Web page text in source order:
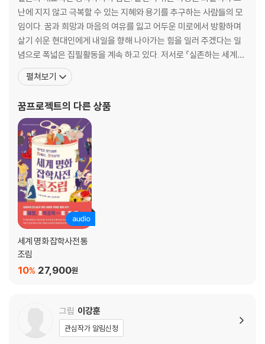
8. 밀레의 [씨 뿌리는 사람]은 미국 소장본과 일본 소장본 중 어느 것이 출
세작일까?
9. 클림트는 왜 달콤한 키스 장면을 빌려 정반대되는 ‘죽음’을 암시했을까?
10. 벨라스케스 [시녀들]의 진짜 주인공은 왕이나 왕비도, 시녀들도 아닌
벨라스케스 자신이었다고?
11. 조토는 왜 [동방박사의 경배]에 베들레헴의 별 대신 ‘핼리혜성’을 그려
12. 보티첼리는 역설적으로 자신의 최고 걸작 [비너스의 탄생]으로 인해
인생 말년에 명성을 잃었다는데?
13. 모로가 [출현]에서 세례 요한의 잘린 목이 공중에 떠 있는 장면을 묘사
한 것은 ‘프랑스혁명’을 암시하기 위해서였다?
14. 르누아르가 [물랭 드 라 갈레트의 무도회]에서 파리 시민을 더할 나위
없이 생생하게 표현할 수 있었던 비결은?
15. 동생 테오의 아내 요한나가 없었다면 인류 역사상 가장 위대한 화가 중
하나로 칭송받는 빈센트 반 고흐도 없었다?
16. 무하가 창조한 세기의 걸작 [지스몽다]는 우연히 탄생한 작품이다?
Chapter 2. 다빈치는 왜 [최후의 만찬] 주요리로 양고기 대신 ‘생선’을
그렸을까?
18. 다빈치가 [최후의 만찬] 식탁에 주요리로 양고기 대신 ‘생선’을 그린 이
19. 미켈란젤로는 왜 [최후의 심판]에 등장하는 예수의 손동작을 기존 관
난에 지지 않고 극복할 수 있는 지혜와 용기를 추구하는 사람들의 모
임이다. 꿈과 희망과 마음의 여유를 잃고 어두운 미로에서 방황하며
살기 쉬운 현대인에게 내일을 향해 나아가는 힘을 일러 주겠다는 일
념으로 폭넓은 집필활동을 계속 하고 있다. 저서로 『실존하는 세계의
수수께와 불가사의』, 『세계명화의 수수께끼』, 『세계명곡의 수수께
끼』, 『세상의 모든 미스터리 코드의 비밀과 불가사의』, 『2시간 만에
인정받는 기술』, 『품위 있는 사람이 되는 기술』
펼쳐보기
꿈프로젝트의 다른 상품
세계 명화 잡학사전 통
조림
27,900원
10%
그림 이강훈
관심작가 알림신청